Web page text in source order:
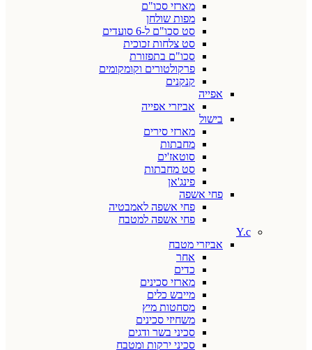
מארזי סכו"ם
מפות שולחן
סט סכו"ם ל-6 סועדים
סט צלחות זכוכית
סכו"ם בתפזורת
פרקולטורים וקומקומים
קנקנים
אפייה
אביזרי אפייה
בישול
מארזי סירים
מחבתות
סוטאז'ים
סט מחבתות
פינג'אן
פחי אשפה
פחי אשפה לאמבטיה
פחי אשפה למטבח
Y.c
אביזרי מטבח
אחר
כדים
מארזי סכינים
מייבש כלים
מסחטות מיץ
משחיזי סכינים
סכיני בשר ודגים
סכיני ירקות ומטבח